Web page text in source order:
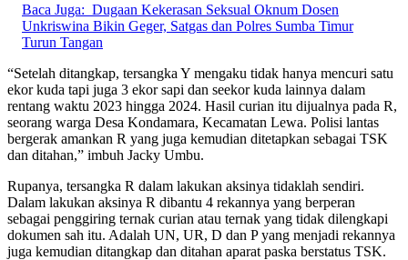
Baca Juga: Dugaan Kekerasan Seksual Oknum Dosen
Unkriswina Bikin Geger, Satgas dan Polres Sumba Timur
Turun Tangan
“Setelah ditangkap, tersangka Y mengaku tidak hanya mencuri satu
ekor kuda tapi juga 3 ekor sapi dan seekor kuda lainnya dalam
rentang waktu 2023 hingga 2024. Hasil curian itu dijualnya pada R,
seorang warga Desa Kondamara, Kecamatan Lewa. Polisi lantas
bergerak amankan R yang juga kemudian ditetapkan sebagai TSK
dan ditahan,” imbuh Jacky Umbu.
Rupanya, tersangka R dalam lakukan aksinya tidaklah sendiri.
Dalam lakukan aksinya R dibantu 4 rekannya yang berperan
sebagai penggiring ternak curian atau ternak yang tidak dilengkapi
dokumen sah itu. Adalah UN, UR, D dan P yang menjadi rekannya
juga kemudian ditangkap dan ditahan aparat paska berstatus TSK.